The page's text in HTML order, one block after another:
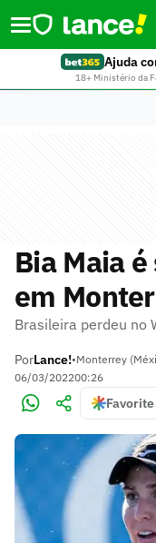
Ajuda
18+ Ministério da
Bia Maia
em
Brasileira perdeu no
PorLance!•Monterrey
06/03/202200:26